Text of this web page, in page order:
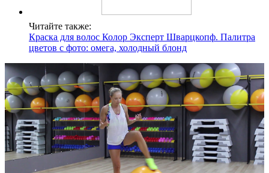
Читайте также:
Краска для волос Колор Эксперт Шварцкопф. Палитра
цветов с фото: омега, холодный блонд